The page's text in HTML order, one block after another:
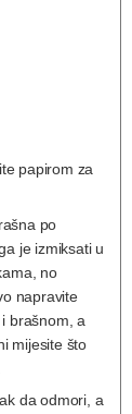
papirom za
po
je izmiksati u
no
napravite
brašnom, a
mijesite što
da odmori, a